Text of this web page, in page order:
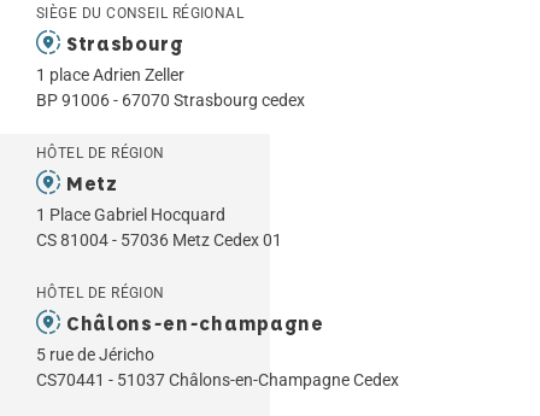
SIÈGE DU CONSEIL RÉGIONAL
Strasbourg
1 place Adrien Zeller
BP 91006 - 67070 Strasbourg cedex
HÔTEL DE RÉGION
Metz
1 Place Gabriel Hocquard
CS 81004 - 57036 Metz Cedex 01
HÔTEL DE RÉGION
Châlons-en-champagne
5 rue de Jéricho
CS70441 - 51037 Châlons-en-Champagne Cedex